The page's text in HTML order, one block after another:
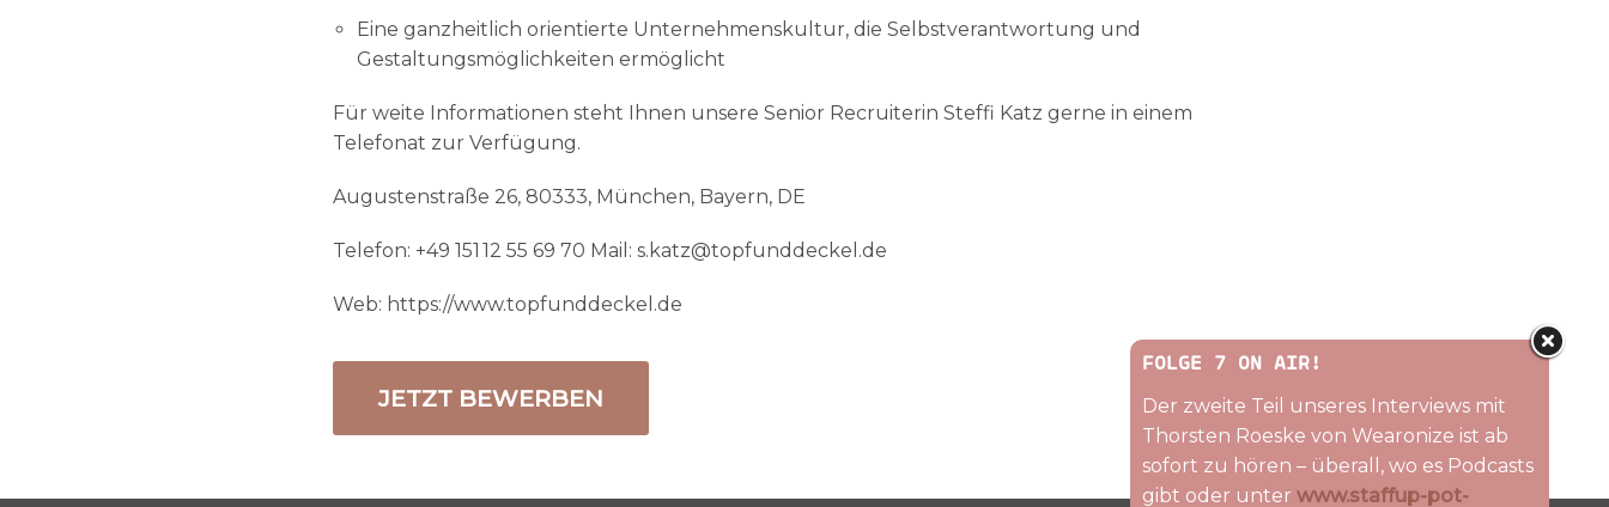
Eine ganzheitlich orientierte Unternehmenskultur, die Selbstverantwortung und
Gestaltungsmöglichkeiten ermöglicht
Für weite Informationen steht Ihnen unsere Senior Recruiterin Steffi Katz gerne in einem
Telefonat zur Verfügung.
Augustenstraße 26, 80333, München, Bayern, DE
Telefon: +49 151 12 55 69 70 Mail: s.katz@topfunddeckel.de
Web: https://www.topfunddeckel.de
JETZT BEWERBEN
FOLGE 7 ON AIR!
Der zweite Teil unseres Interviews mit
Thorsten Roeske von Wearonize ist ab
sofort zu hören – überall, wo es Podcasts
gibt oder unter www.staffup-pot-